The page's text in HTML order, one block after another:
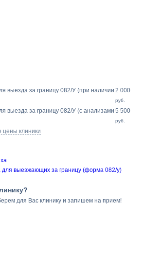
выезда за границу 082/У (при наличии 2 000
руб.
выезда за границу 082/У (с анализами 5 500
руб.
цены клиники
для выезжающих за границу (форма 082/у)
для Вас клинику и запишем на прием!